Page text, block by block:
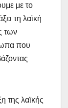
με το
τη λαϊκή
των
που
της λαϊκής